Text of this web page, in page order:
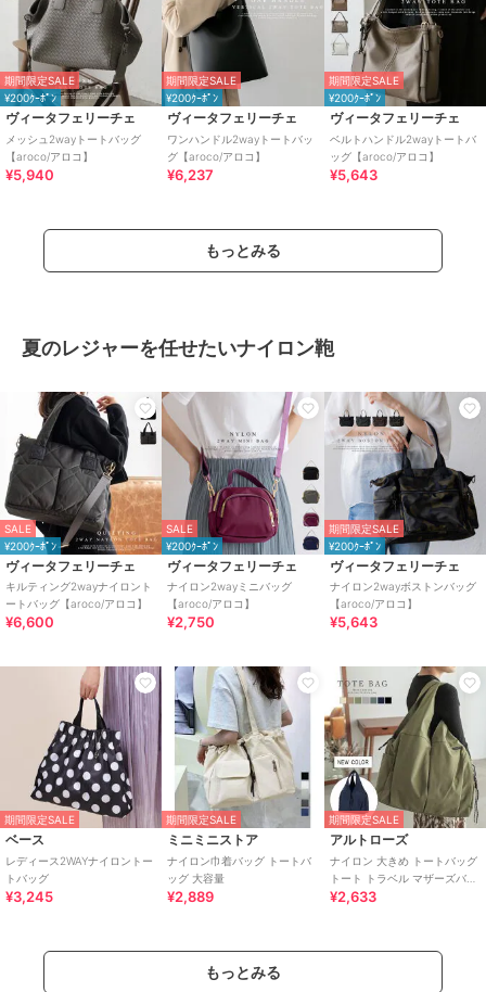
期間限定SALE
¥200ｸｰﾎﾟﾝ
ヴィータフェリーチェ
メッシュ2wayトートバッグ
【aroco/アロコ】
¥5,940
期間限定SALE
¥200ｸｰﾎﾟﾝ
ヴィータフェリーチェ
ワンハンドル2wayトートバッ
グ【aroco/アロコ】
¥6,237
期間限定SALE
¥200ｸｰﾎﾟﾝ
ヴィータフェリーチェ
ベルトハンドル2wayトートバ
ッグ【aroco/アロコ】
¥5,643
もっとみる
夏のレジャーを任せたいナイロン鞄
SALE
¥200ｸｰﾎﾟﾝ
ヴィータフェリーチェ
キルティング2wayナイロント
ートバッグ【aroco/アロコ】
¥6,600
SALE
¥200ｸｰﾎﾟﾝ
ヴィータフェリーチェ
ナイロン2wayミニバッグ
【aroco/アロコ】
¥2,750
期間限定SALE
¥200ｸｰﾎﾟﾝ
ヴィータフェリーチェ
ナイロン2wayボストンバッグ
【aroco/アロコ】
¥5,643
期間限定SALE
ベース
レディース2WAYナイロントー
トバッグ
¥3,245
期間限定SALE
ミニミニストア
ナイロン巾着バッグ トートバ
ッグ 大容量
¥2,889
期間限定SALE
アルトローズ
ナイロン 大きめ トートバッグ
トート トラベル マザーズバッ
グ ティム
¥2,633
もっとみる